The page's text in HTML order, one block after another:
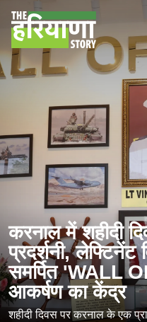
करनाल में शहीदी
प्रदर्शनी, लेफ्टिनेंट
समर्पित 'WALL
आकर्षण का केंद्र
शहीदी दिवस पर करनाल के एक